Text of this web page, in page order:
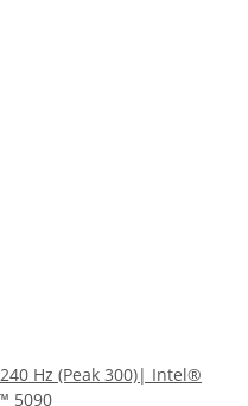
Hz (Peak 300)| Intel®
5090